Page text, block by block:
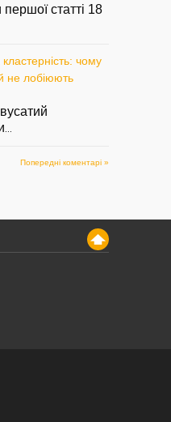
статті 18
чому
не лобіюють
Попередні коментарі »